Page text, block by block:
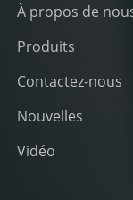
À propos de
Produits
Contactez-nous
Nouvelles
Vidéo